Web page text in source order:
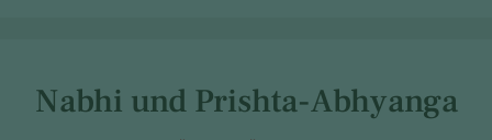
Nabhi und Prishta-Abhyanga